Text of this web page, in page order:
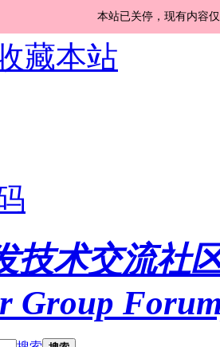
本站已关停，现有内容
藏本站